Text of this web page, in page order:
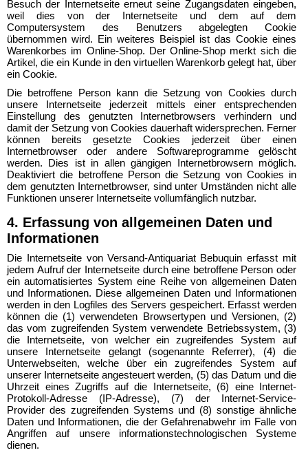
Besuch der Internetseite erneut seine Zugangsdaten eingeben,
weil dies von der Internetseite und dem auf dem
Computersystem des Benutzers abgelegten Cookie
übernommen wird. Ein weiteres Beispiel ist das Cookie eines
Warenkorbes im Online-Shop. Der Online-Shop merkt sich die
Artikel, die ein Kunde in den virtuellen Warenkorb gelegt hat, über
ein Cookie.
Die betroffene Person kann die Setzung von Cookies durch
unsere Internetseite jederzeit mittels einer entsprechenden
Einstellung des genutzten Internetbrowsers verhindern und
damit der Setzung von Cookies dauerhaft widersprechen. Ferner
können bereits gesetzte Cookies jederzeit über einen
Internetbrowser oder andere Softwareprogramme gelöscht
werden. Dies ist in allen gängigen Internetbrowsern möglich.
Deaktiviert die betroffene Person die Setzung von Cookies in
dem genutzten Internetbrowser, sind unter Umständen nicht alle
Funktionen unserer Internetseite vollumfänglich nutzbar.
4. Erfassung von allgemeinen Daten und
Informationen
Die Internetseite von Versand-Antiquariat Bebuquin erfasst mit
jedem Aufruf der Internetseite durch eine betroffene Person oder
ein automatisiertes System eine Reihe von allgemeinen Daten
und Informationen. Diese allgemeinen Daten und Informationen
werden in den Logfiles des Servers gespeichert. Erfasst werden
können die (1) verwendeten Browsertypen und Versionen, (2)
das vom zugreifenden System verwendete Betriebssystem, (3)
die Internetseite, von welcher ein zugreifendes System auf
unsere Internetseite gelangt (sogenannte Referrer), (4) die
Unterwebseiten, welche über ein zugreifendes System auf
unserer Internetseite angesteuert werden, (5) das Datum und die
Uhrzeit eines Zugriffs auf die Internetseite, (6) eine Internet-
Protokoll-Adresse (IP-Adresse), (7) der Internet-Service-
Provider des zugreifenden Systems und (8) sonstige ähnliche
Daten und Informationen, die der Gefahrenabwehr im Falle von
Angriffen auf unsere informationstechnologischen Systeme
dienen.